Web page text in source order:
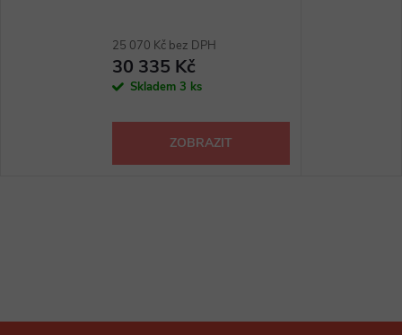
25 070 Kč bez DPH
30 335 Kč
Skladem 3 ks
ZOBRAZIT